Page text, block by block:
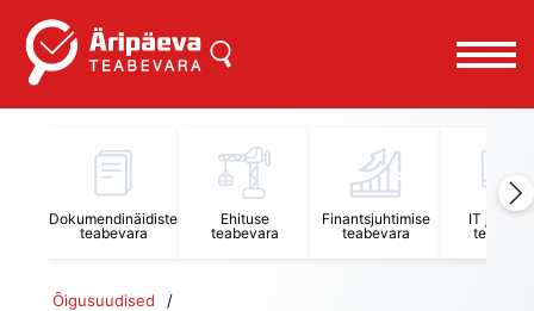
Dokumendinäidiste
teabevara
Ehituse
teabevara
Finantsjuhtimise
teabevara
IT
Õigusuudised